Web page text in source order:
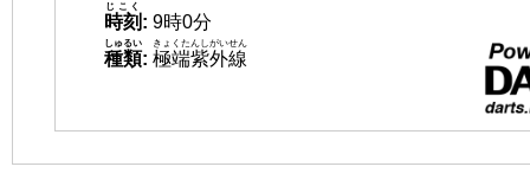
時刻
じこく
: 9時0分
種類
しゅるい
: 極端紫外線
きょくたんしがいせん